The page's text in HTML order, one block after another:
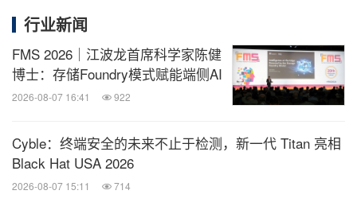
台推进多项议程，并汇聚近800家国际企业参展。大
会期间，BGlobal峰会、国际投融资峰会、物理AI峰
会、数字AI峰会、日本科技论坛、韩国科技论坛、亚
洲-欧洲科技论坛、亚洲-拉丁美洲科技论坛、
Health峰会以及商务对接会、BEYOND Awards、极
限速投和BEYOND HACK DAY等板块将陆续展开，
覆盖技术展示、产业交流、跨区域合作、投融资对
行业新闻
FMS 2026｜江波龙首席科学家陈健
博士：存储Foundry模式赋能端侧AI
2026-08-07 16:41 922
Cyble：终端安全的未来不止于检测，新一代 Titan 亮相
Black Hat USA 2026
2026-08-07 15:11 714